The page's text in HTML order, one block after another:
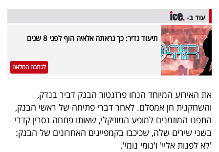
עוד ב-
תיעוד נדיר: כך נראתה אלאיה הוף לפני 8 שנים
לכתבה המלאה
את האירוע המיוחד הנחו פרזנטור הבנק דביר בנדק,
והשחקנית חן אמסלם. לאחר דברי פתיחה של ראשי הבנק,
התפנו המוזמנים למופע המוזיקלי, שאותו פתחה נסרין קדרי
בשני שירים שלה, שכיכבו בקמפיינים האחרונים של הבנק:
'לא לפנות אליי' ו'נומי נומי'.